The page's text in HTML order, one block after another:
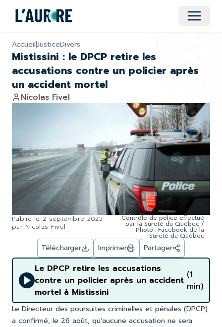
Ouvrir
Accueil|JusticeDivers
Mistissini : le DPCP retire les
accusations contre un policier après
un accident mortel
Nicolas Fivel
Publié le 2 septembre 2025
par Nicolas Fivel
Contrôle de police effectué
par la Sûreté du Québec /
Photo : Facebook de la
Sûreté du Québec
Télécharger Imprimer Partager
Le DPCP retire les accusations
contre un policier après un accident
mortel à Mistissini
(1
min)
Le Directeur des poursuites criminelles et pénales (DPCP)
a confirmé, le 26 août, qu’aucune accusation ne sera